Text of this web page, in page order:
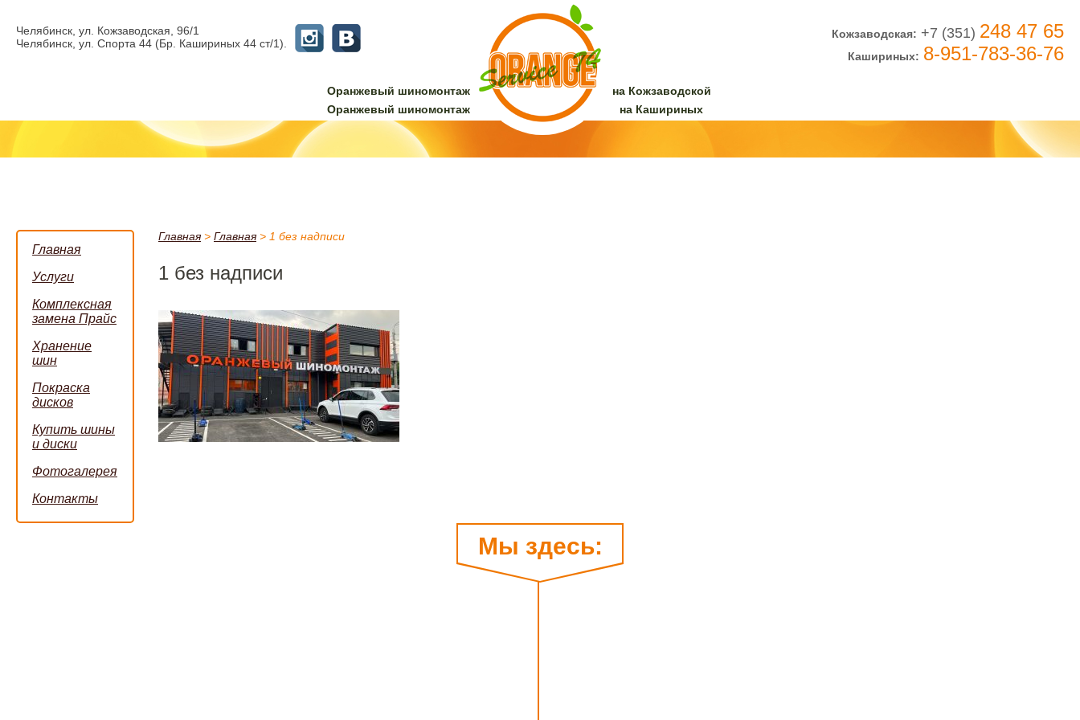
Челябинск, ул. Кожзаводская, 96/1
Челябинск, ул. Спорта 44 (Бр. Кашириных 44 ст/1).
Оранжевый шиномонтаж
Оранжевый шиномонтаж
на Кожзаводской
на Кашириных
Кожзаводская: +7 (351) 248 47 65
Кашириных: 8-951-783-36-76
Главная
Услуги
Комплексная
замена Прайс
Хранение
шин
Покраска
дисков
Купить шины
и диски
Фотогалерея
Контакты
Главная> Главная> 1 без надписи
1 без надписи
Мы здесь: